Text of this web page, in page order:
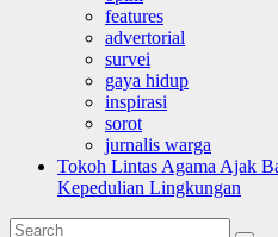
features
advertorial
survei
gaya hidup
inspirasi
sorot
jurnalis warga
Tokoh Lintas Agama Ajak
Kepedulian Lingkungan